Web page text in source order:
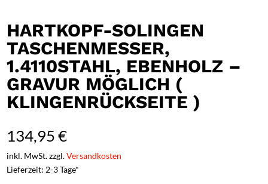
HARTKOPF-SOLINGEN
TASCHENMESSER,
1.4110STAHL, EBENHOLZ –
GRAVUR MÖGLICH (
KLINGENRÜCKSEITE )
134,95€
inkl. MwSt. zzgl.Versandkosten
Lieferzeit: 2-3 Tage*